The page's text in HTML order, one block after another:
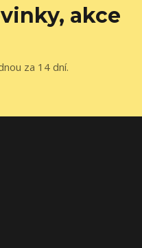
akce
za 14 dní.